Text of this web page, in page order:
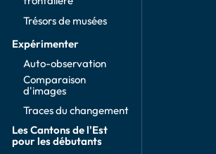
Trésors de musées
Expérimenter
Auto-observation
Comparaison
d'images
Traces du changement
Les Cantons de l'Est
pour les débutants